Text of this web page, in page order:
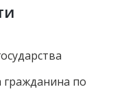
гражданина по